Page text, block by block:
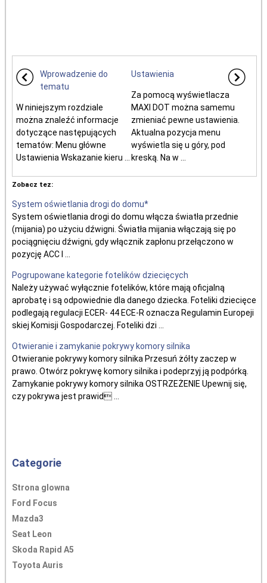
Wprowadzenie do
tematu
W niniejszym rozdziale
można znaleźć informacje
dotyczące następujących
tematów: Menu główne
Ustawienia Wskazanie kieru ...
Ustawienia
Za pomocą wyświetlacza
MAXI DOT można samemu
zmieniać pewne ustawienia.
Aktualna pozycja menu
wyświetla się u góry, pod
kreską. Na w ...
Zobacz tez:
System oświetlania drogi do domu*
System oświetlania drogi do domu włącza światła przednie
(mijania) po użyciu dźwigni. Światła mijania włączają się po
pociągnięciu dźwigni, gdy włącznik zapłonu przełączono w
pozycję ACC l ...
Pogrupowane kategorie fotelików dziecięcych
Należy używać wyłącznie fotelików, które mają oficjalną
aprobatę i są odpowiednie dla danego dziecka. Foteliki dziecięce
podlegają regulacji ECER- 44 ECE-R oznacza Regulamin Europeji
skiej Komisji Gospodarczej. Foteliki dzi ...
Otwieranie i zamykanie pokrywy komory silnika
Otwieranie pokrywy komory silnika Przesuń żółty zaczep w
prawo. Otwórz pokrywę komory silnika i podeprzyj ją podpórką.
Zamykanie pokrywy komory silnika OSTRZEŻENIE Upewnij się,
czy pokrywa jest prawid ...
Categorie
Strona glowna
Ford Focus
Mazda3
Seat Leon
Skoda Rapid A5
Toyota Auris